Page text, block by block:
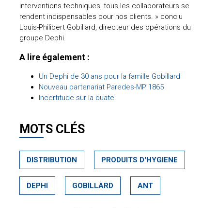
interventions techniques, tous les collaborateurs se
rendent indispensables pour nos clients. » conclu
Louis-Philibert Gobillard, directeur des opérations du
groupe Dephi.
A lire également :
Un Dephi de 30 ans pour la famille Gobillard
Nouveau partenariat Paredes-MP 1865
Incertitude sur la ouate
MOTS CLÉS
DISTRIBUTION PRODUITS D'HYGIENE
DEPHI GOBILLARD ANT